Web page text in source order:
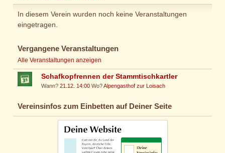
In diesem Verein wurden noch keine Veranstaltungen
eingetragen.
Vergangene Veranstaltungen
Alle Veranstaltungen anzeigen
Schafkopfrennen der Stammtischkartler
Wann?21.12. 14:00 Wo?Alpengasthof zur Loisach
Vereinsinfos zum Einbetten auf Deiner Seite